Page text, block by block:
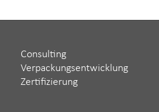
Consulting
Verpackungsentwicklung
Zertifizierung